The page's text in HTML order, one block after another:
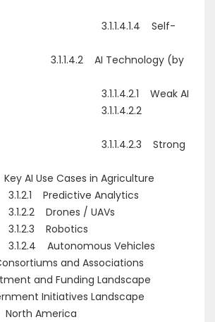
Self-
AI Technology (by
Weak AI
Strong
Use Cases in Agriculture
Analytics
/ UAVs
Vehicles
and Associations
and Funding Landscape
Initiatives Landscape
America